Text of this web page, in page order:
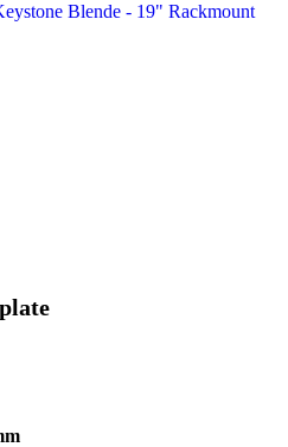
Blende - 19" Rackmount